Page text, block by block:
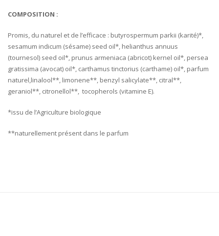
COMPOSITION :
Promis, du naturel et de l’efficace : butyrospermum parkii (karité)*,
sesamum indicum (sésame) seed oil*, helianthus annuus
(tournesol) seed oil*, prunus armeniaca (abricot) kernel oil*, persea
gratissima (avocat) oil*, carthamus tinctorius (carthame) oil*, parfum
naturel,linalool**, limonene**, benzyl salicylate**, citral**,
geraniol**, citronellol**, tocopherols (vitamine E).
*issu de l’Agriculture biologique
**naturellement présent dans le parfum